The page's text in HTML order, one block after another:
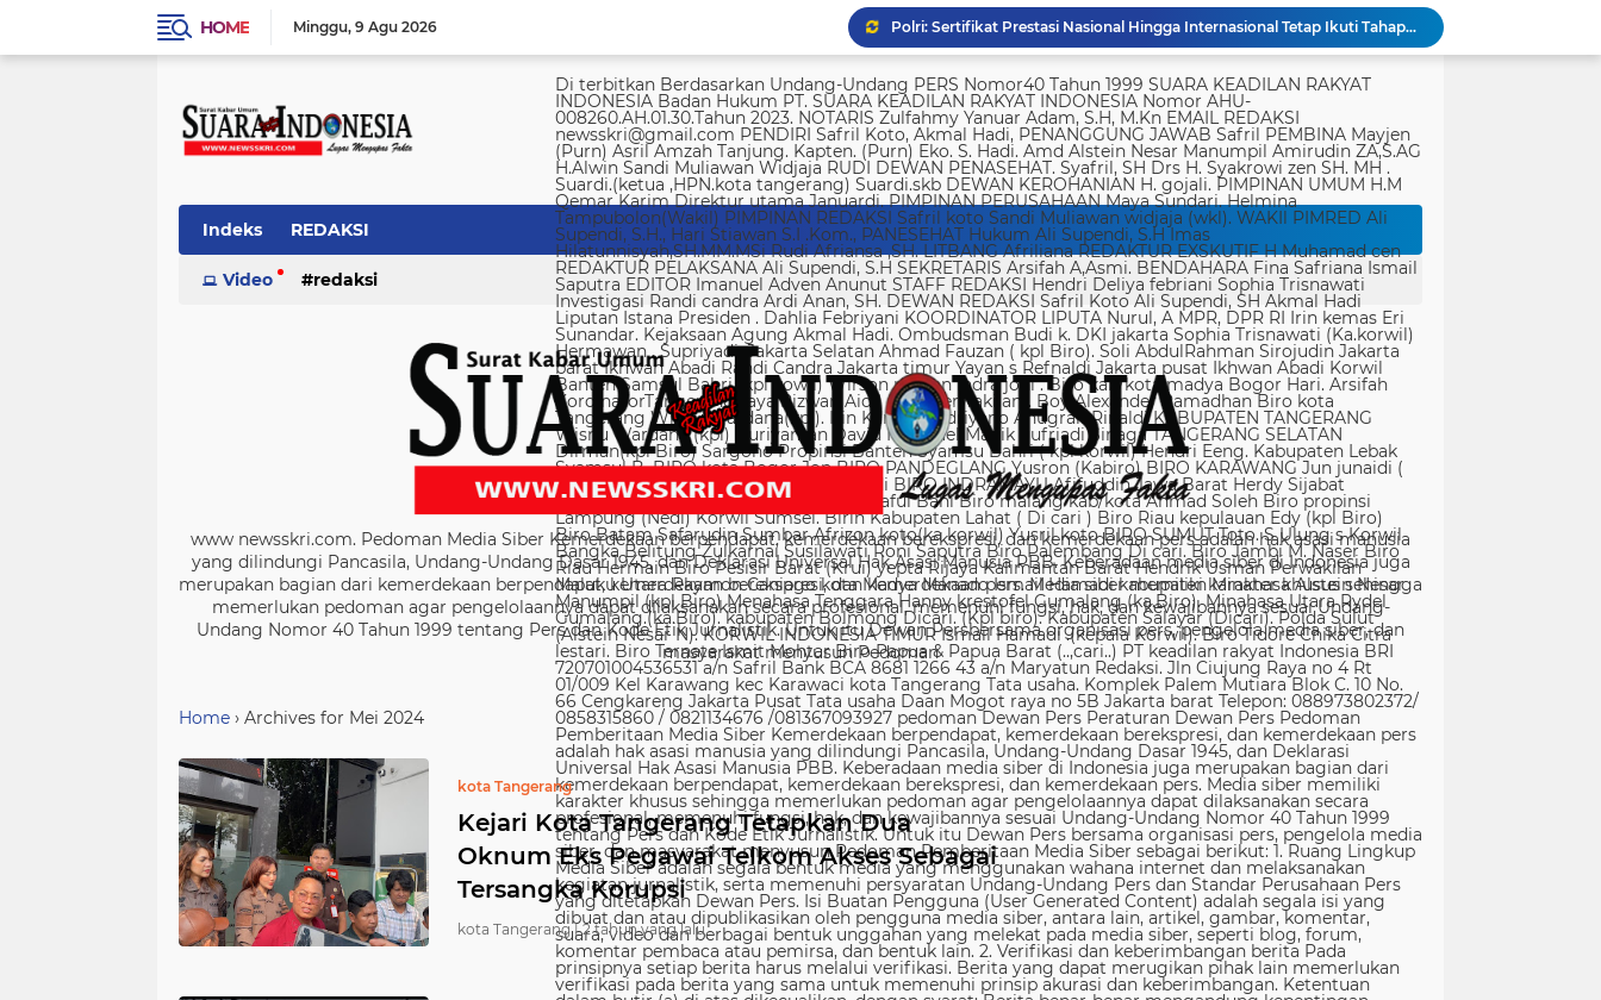
HOME Minggu 9 Agu 2026
Polri: Sertifikat Prestasi Nasional Hingga Internasional Tetap Ikuti Tahapan Seleksi Rekrutmen Polri
Operasi Laut Mematikan! Ketamin 1,3 Ton Diamankan Tim Gabungan di Bintan
Pererat Sinergitas dengan Ulama, Kapolres Subang Silaturahmi Bersama Ketua dan Pengurus PERSIS Kabupaten Subang
Reuni AKABRI 91 35 Tahun Mengabdi Untuk Negeri
Kodim 1714/PJ Gelar Karya Bakti Merah Putih SMP Negeri 1 Mulia Kab. Puncak Jaya
Di terbitkan Berdasarkan Undang-Undang PERS Nomor40 Tahun 1999 SUARA KEADILAN RAKYAT INDONESIA Badan Hukum PT. SUARA KEADILAN RAKYAT INDONESIA Nomor AHU-008260.AH.01.30.Tahun 2023. NOTARIS Zulfahmy Yanuar Adam, S.H, M.Kn EMAIL REDAKSI newsskri@gmail.com PENDIRI Safril Koto, Akmal Hadi, PENANGGUNG JAWAB Safril PEMBINA Mayjen (Purn) Asril Amzah Tanjung. Kapten. (Purn) Eko. S. Hadi. Amd Alstein Nesar Manumpil Amirudin ZA,S.AG H.Alwin Sandi Muliawan Widjaja RUDI DEWAN PENASEHAT. Syafril, SH Drs H. Syakrowi zen SH. MH . Suardi.(ketua ,HPN.kota tangerang) Suardi.skb DEWAN KEROHANIAN H. gojali. PIMPINAN UMUM H.M Qemar Karim Direktur utama Januardi. PIMPINAN PERUSAHAAN Maya Sundari. Helmina Tampubolon(Wakil) PIMPINAN REDAKSI Safril koto Sandi Muliawan widjaja (wkl). WAKIl PIMRED Ali Supendi, S.H., Hari Stiawan S.I .Kom., PANESEHAT Hukum Ali Supendi, S.H Imas Hilatunnisyah,SH.MM.MSi Rudi Afriansa ,SH. LITBANG Afriliana REDAKTUR EXSKUTIF H Muhamad cen REDAKTUR PELAKSANA Ali Supendi, S.H SEKRETARIS Arsifah A,Asmi. BENDAHARA Fina Safriana Ismail Saputra EDITOR Imanuel Adven Anunut STAFF REDAKSI Hendri Deliya febriani Sophia Trisnawati Investigasi Randi candra Ardi Anan, SH. DEWAN REDAKSI Safril Koto Ali Supendi, SH Akmal Hadi Liputan Istana Presiden . Dahlia Febriyani KOORDINATOR LIPUTA Nurul, A MPR, DPR RI Irin kemas Eri Sunandar. Kejaksaan Agung Akmal Hadi. Ombudsman Budi k. DKI jakarta Sophia Trisnawati (Ka.korwil) Hermawan . Supriyadi. Jakarta Selatan Ahmad Fauzan ( kpl Biro). Soli AbdulRahman Sirojudin Jakarta barat Ikhwan Abadi Randi Candra Jakarta timur Yayan s Refnaldi Jakarta pusat Ikhwan Abadi Korwil Banten Samsul Bahri (kpl kowil) Wirson risman Indra joni . Biro kab/kota madya Bogor Hari. Arsifah KordinatorTangerang raya Rizwan Aidil ( kpl. Perwakilan). Boy Alexander Ramadhan Biro kota Tangerang Wisnu Wardana(kpl). Irin Kamas Andriyano Anugrah Rinaldi KABUPATEN TANGERANG Wisnu Wardana (kpl) Nuriyaman David Natanael Manik Sufriadi Sinaga TANGERANG SELATAN Dirman(kpl Biro) Sargono Propinsi Banten Syamsu Bahri ( kpl korwil) Hendri Eeng. Kabupaten Lebak Syamsul B. BIRO kota Bogor Jon BIRO PANDEGLANG Yusron (Kabiro) BIRO KARAWANG Jun junaidi ( kpl Biro) Ugi . BIRO KUNINGAN Nurhadi BIRO INDRAMAYU Afifuddin Jawa Barat Herdy Sijabat (kapowil). BIRO JAWA TIMUR Sofiyan Saful Bahi Biro malang kab/kota Ahmad Soleh Biro propinsi Lampung (Nedi) Korwil Sumsel. Birin Kabupaten Lahat ( Di cari ) Biro Riau kepulauan Edy (kpl Biro) Biro Batam Safarudin Sumbar Afrizon koto(ka korwil) Yusril koto BIRO SUMUT Toto. S Ulung s Korwil Bangka Belitung Zulkarnai Susilawati Roni Saputra Biro Palembang Di cari. Biro Jambi M. Naser Biro Riau Hermain Biro Pesisir Barat (Krui) yepta Rijaya Kalimantan Barat Hendrik Usman Perwakilan Maluku Utara Raymon Caniago kota Madya Manado Ismail Hamadi kabupaten Minahasa Alstein Nesar Manumpil (kpl Biro) Menahasa Tenggara Hanny krestofel Gumalang (ka.Biro). Minahasa Utara Rydel Gumalang.(ka.Biro). kabupaten Bolmong Dicari. (Kpl biro). Kabupaten Salayar (Dicari). Polda Sulut (Alstein Nesar N). KORWIL INDONESIA TIMUR Ismail Hamadi .(kepala Korwil). Biro Tidore Chika Citra lestari. Biro Ternate Ismit Mohtar Biro Papua & Papua Barat (..,cari..) PT keadilan rakyat Indonesia BRI 720701004536531 a/n Safril Bank BCA 8681 1266 43 a/n Maryatun Redaksi. Jln Ciujung Raya no 4 Rt 01/009 Kel Karawang kec Karawaci kota Tangerang Tata usaha. Komplek Palem Mutiara Blok C. 10 No. 66 Cengkareng Jakarta Pusat Tata usaha Daan Mogot raya no 5B Jakarta barat Telepon: 088973802372/ 0858315860 / 0821134676 /081367093927 pedoman Dewan Pers Peraturan Dewan Pers Pedoman Pemberitaan Media Siber Kemerdekaan berpendapat, kemerdekaan berekspresi, dan kemerdekaan pers adalah hak asasi manusia yang dilindungi Pancasila, Undang-Undang Dasar 1945, dan Deklarasi Universal Hak Asasi Manusia PBB. Keberadaan media siber di Indonesia juga merupakan bagian dari kemerdekaan berpendapat, kemerdekaan berekspresi, dan kemerdekaan pers. Media siber memiliki karakter khusus sehingga memerlukan pedoman agar pengelolaannya dapat dilaksanakan secara profesional, memenuhi fungsi, hak, dan kewajibannya sesuai Undang-Undang Nomor 40 Tahun 1999 tentang Pers dan Kode Etik Jurnalistik. Untuk itu Dewan Pers bersama organisasi pers, pengelola media siber, dan masyarakat menyusun Pedoman Pemberitaan Media Siber sebagai berikut: 1. Ruang Lingkup Media Siber adalah segala bentuk media yang menggunakan wahana internet dan melaksanakan kegiatan jurnalistik, serta memenuhi persyaratan Undang-Undang Pers dan Standar Perusahaan Pers yang ditetapkan Dewan Pers. Isi Buatan Pengguna (User Generated Content) adalah segala isi yang dibuat dan atau dipublikasikan oleh pengguna media siber, antara lain, artikel, gambar, komentar, suara, video dan berbagai bentuk unggahan yang melekat pada media siber, seperti blog, forum, komentar pembaca atau pemirsa, dan bentuk lain. 2. Verifikasi dan keberimbangan berita Pada prinsipnya setiap berita harus melalui verifikasi. Berita yang dapat merugikan pihak lain memerlukan verifikasi pada berita yang sama untuk memenuhi prinsip akurasi dan keberimbangan. Ketentuan dalam butir (a) di atas dikecualikan, dengan syarat: Berita benar-benar mengandung kepentingan publik yang bersifat mendesak; Sumber berita yang pertama adalah sumber yang jelas disebutkan identitasnya, kredibel dan kompeten; Subyek berita yang harus dikonfirmasi tidak diketahui keberadaannya dan atau tidak dapat diwawancarai; Media memberikan penjelasan kepada pembaca bahwa berita tersebut masih memerlukan verifikasi lebih lanjut yang diupayakan dalam waktu secepatnya. Penjelasan dimuat pada bagian akhir dari berita yang sama, di dalam kurung dan menggunakan huruf miring. Setelah memuat berita sesuai dengan butir (c), media wajib meneruskan upaya verifikasi, dan setelah verifikasi didapatkan, hasil verifikasi dicantumkan pada berita pemutakhiran (update) dengan tautan pada berita yang belum terverifikasi. 3. Isi Buatan Pengguna (User Generated Content) Media siber wajib mencantumkan syarat dan ketentuan mengenai Isi Buatan Pengguna yang tidak bertentangan dengan Undang-Undang No. 40 tahun 1999 tentang Pers dan Kode Etik Jurnalistik, yang ditempatkan secara terang dan jelas. Media siber mewajibkan setiap pengguna untuk melakukan registrasi keanggotaan dan melakukan proses log-in terlebih dahulu untuk dapat mempublikasikan semua bentuk Isi Buatan Pengguna. Ketentuan mengenai log-in akan diatur lebih lanjut. Dalam registrasi tersebut, media siber mewajibkan pengguna memberi persetujuan tertulis bahwa Isi Buatan Pengguna yang dipublikasikan: Tidak memuat isi bohong, fitnah, sadis dan cabul; Tidak memuat isi yang mengandung prasangka dan kebencian terkait dengan suku, agama, ras, dan antargolongan (SARA), serta menganjurkan tindakan kekerasan; Tidak memuat isi diskriminatif atas dasar perbedaan jenis kelamin dan bahasa, serta tidak merendahkan martabat orang lemah, miskin, sakit, cacat jiwa, atau cacat jasmani. Media siber memiliki kewenangan mutlak untuk mengedit atau menghapus Isi Buatan Pengguna yang bertentangan dengan butir (c). Media siber wajib menyediakan mekanisme pengaduan Isi Buatan Pengguna yang dinilai melanggar ketentuan pada butir (c). Mekanisme tersebut harus disediakan di tempat yang dengan mudah dapat diakses pengguna. Media siber wajib menyunting, menghapus, dan melakukan tindakan koreksi setiap Isi Buatan Pengguna yang dilaporkan dan melanggar ketentuan butir (c), sesegera mungkin secara proporsional selambat-lambatnya 2 x 24 jam setelah pengaduan diterima. Media siber yang telah memenuhi ketentuan pada butir (a), (b), (c), dan (f) tidak dibebani tanggung jawab atas masalah yang ditimbulkan akibat pemuatan isi yang melanggar ketentuan pada butir (c). Media siber bertanggung jawab atas Isi Buatan Pengguna yang dilaporkan bila tidak mengambil tindakan koreksi setelah batas waktu sebagaimana tersebut pada butir (f). 4. Ralat, Koreksi, dan Hak Jawab Ralat, koreksi, dan hak jawab mengacu pada Undang-Undang Pers, Kode Etik Jurnalistik, dan Pedoman Hak Jawab yang ditetapkan Dewan Pers. Ralat, koreksi dan atau hak jawab wajib ditautkan pada berita yang diralat, dikoreksi atau yang diberi hak jawab. Di setiap berita ralat, koreksi, dan hak jawab wajib dicantumkan waktu pemuatan ralat, koreksi, dan atau hak jawab tersebut. Bila suatu berita media siber tertentu disebarluaskan media siber lain, maka: Tanggung jawab media siber pembuat berita terbatas pada berita yang dipublikasikan di media siber tersebut atau media siber yang berada di bawah otoritas teknisnya; Koreksi berita yang dilakukan oleh sebuah media siber, juga harus dilakukan oleh media siber lain yang mengutip berita dari media siber yang dikoreksi itu; Media yang menyebarluaskan berita dari sebuah media siber dan tidak melakukan koreksi atas berita sesuai yang dilakukan oleh media siber pemilik dan atau pembuat berita tersebut, bertanggung jawab penuh atas semua akibat hukum dari berita yang tidak dikoreksinya itu. Sesuai dengan Undang-Undang Pers, media siber yang tidak melayani hak jawab dapat dijatuhi sanksi hukum pidana denda paling banyak Rp500.000.000 (Lima ratus juta rupiah). 5. Pencabutan Berita Berita yang sudah dipublikasikan tidak dapat dicabut karena alasan penyensoran dari pihak luar redaksi, kecuali terkait masalah SARA, kesusilaan, masa depan anak, pengalaman traumatik korban atau berdasarkan pertimbangan khusus lain yang ditetapkan Dewan Pers. Media siber lain wajib mengikuti pencabutan kutipan berita dari media asal yang telah dicabut. Pencabutan berita wajib disertai dengan alasan pencabutan dan diumumkan kepada publik. 6. Iklan Media siber wajib membedakan dengan tegas antara produk berita dan iklan. Setiap berita/artikel/isi yang merupakan iklan dan atau isi berbayar wajib mencantumkan keterangan ”advertorial”, ”iklan”, ”ads”, ”spons
Indeks REDAKSI
Video redaksi
www newsskri.com. Pedoman Media Siber Kemerdekaan berpendapat, kemerdekaan berekspresi, dan kemerdekaan pers adalah hak asasi manusia
yang dilindungi Pancasila, Undang-Undang Dasar 1945, dan Deklarasi Universal Hak Asasi Manusia PBB. Keberadaan media siber di Indonesia juga
merupakan bagian dari kemerdekaan berpendapat, kemerdekaan berekspresi, dan kemerdekaan pers. Media siber memiliki karakter khusus sehingga
memerlukan pedoman agar pengelolaannya dapat dilaksanakan secara profesional, memenuhi fungsi, hak, dan kewajibannya sesuai Undang-
Undang Nomor 40 Tahun 1999 tentang Pers dan Kode Etik Jurnalistik. Untuk itu Dewan Persbersama organisasi pers, pengelola media siber, dan
masyarakat menyusun Pedoman
Home › Archives for Mei 2024
kota Tangerang
Kejari Kota Tangerang Tetapkan Dua
Oknum Eks Pegawai Telkom Akses Sebagai
Tersangka Korupsi
kota Tangerang | 2 tahun yang lalu